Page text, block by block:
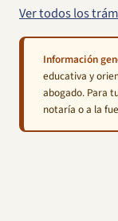
Ver todos los
Información
educativa y
abogado. Para
notaría o a la